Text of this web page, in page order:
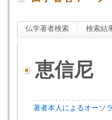
仏学著者検索 検索結
恵信尼
著者本人によるオーソ